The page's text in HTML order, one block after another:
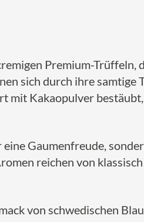
Premium-Trüffeln,
sich durch ihre samtige
mit Kakaopulver
Gaumenfreude,
reichen von
von schwedischen